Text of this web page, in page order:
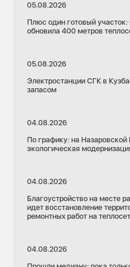
05.08.2026
Плюс один готовый
обновила 400 метров
05.08.2026
Электростанции СГК в
запасом
04.08.2026
По графику: на
экологическая
04.08.2026
Благоустройство на месте
идет восстановление
ремонтных работ на
04.08.2026